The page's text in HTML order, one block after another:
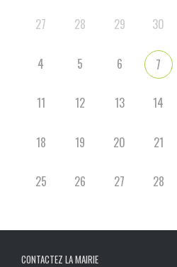
27
28 29 30
4 5 6 7
11 12 13 14
18 19 20 21
25 26 27 28
CONTACTEZ LA MAIRIE